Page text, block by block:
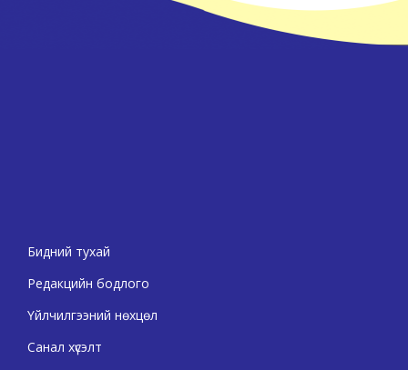
Бидний тухай
Редакцийн бодлого
Үйлчилгээний нөхцөл
Санал хүсэлт